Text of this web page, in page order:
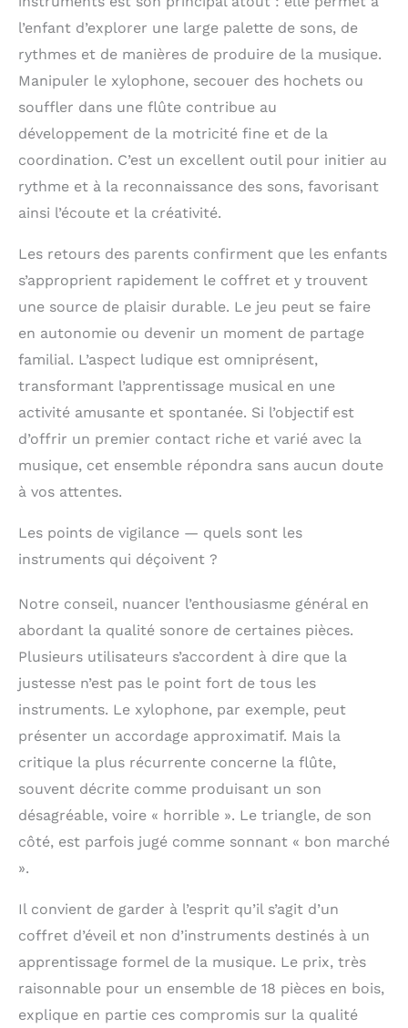
bonne qualité — livré
dans une jolie boîte
avec un sac de
rangement pratique.
Parfait comme cadeau
! ♫ La musique
rassemble ♫ Cet
contient 18 pièces et
11 instruments
pour tous les goûts,
quartier pourront
rejoindre le groupe. Et
qui sait… peut-être
qu’après des années
de pratique, une star
du Concours
Chanson verra le jour !
Initiez votre
enfant au monde
musique
Et
dès aujourd’hui votre
d’instruments de
nous nous assurerons
qu’il arrive chez vous
et prêt à l’emploi.
l’enfant d’explorer une large palette de sons, de
rythmes et de manières de produire de la musique.
Manipuler le xylophone, secouer des hochets ou
souffler dans une flûte contribue au
développement de la motricité fine et de la
coordination. C’est un excellent outil pour initier au
rythme et à la reconnaissance des sons, favorisant
ainsi l’écoute et la créativité.
Les retours des parents confirment que les enfants
s’approprient rapidement le coffret et y trouvent
une source de plaisir durable. Le jeu peut se faire
en autonomie ou devenir un moment de partage
familial. L’aspect ludique est omniprésent,
transformant l’apprentissage musical en une
activité amusante et spontanée. Si l’objectif est
d’offrir un premier contact riche et varié avec la
musique, cet ensemble répondra sans aucun doute
à vos attentes.
Les points de vigilance — quels sont les
instruments qui déçoivent ?
Notre conseil, nuancer l’enthousiasme général en
abordant la qualité sonore de certaines pièces.
Plusieurs utilisateurs s’accordent à dire que la
justesse n’est pas le point fort de tous les
instruments. Le xylophone, par exemple, peut
présenter un accordage approximatif. Mais la
critique la plus récurrente concerne la flûte,
souvent décrite comme produisant un son
désagréable, voire « horrible ». Le triangle, de son
côté, est parfois jugé comme sonnant « bon marché
».
Il convient de garder à l’esprit qu’il s’agit d’un
coffret d’éveil et non d’instruments destinés à un
apprentissage formel de la musique. Le prix, très
raisonnable pour un ensemble de 18 pièces en bois,
explique en partie ces compromis sur la qualité